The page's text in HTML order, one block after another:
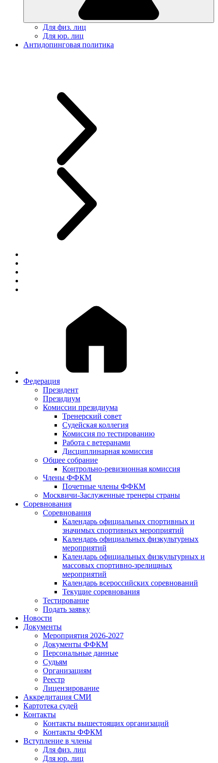
Для физ. лиц
Для юр. лиц
Антидопинговая политика
Федерация
Президент
Президиум
Комиссии президиума
Тренерский совет
Судейская коллегия
Комиссия по тестированию
Работа с ветеранами
Дисциплинарная комиссия
Общее собрание
Контрольно-ревизионная комиссия
Члены ФФКМ
Почетные члены ФФКМ
Москвичи-Заслуженные тренеры страны
Соревнования
Соревнования
Календарь официальных спортивных и
значимых спортивных мероприятий
Календарь официальных физкультурных
мероприятий
Календарь официальных физкультурных и
массовых спортивно-зрелищных
мероприятий
Календарь всероссийских соревнований
Текущие соревнования
Тестирование
Подать заявку
Новости
Документы
Мероприятия 2026-2027
Документы ФФКМ
Персональные данные
Судьям
Организациям
Реестр
Лицензирование
Аккредитация СМИ
Картотека судей
Контакты
Контакты вышестоящих организаций
Контакты ФФКМ
Вступление в члены
Для физ. лиц
Для юр. лиц